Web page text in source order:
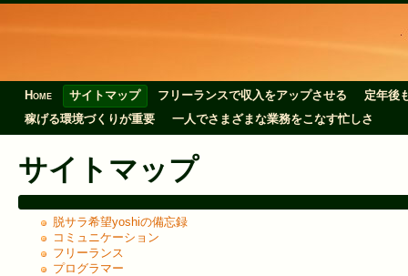
Home サイトマップ フリーランスで収入をアップさせる
定年後
稼げる環境づくりが重要
一人でさまざまな業務をこなす忙しさ
サイトマップ
脱サラ希望yoshiの備忘録
コミュニケーション
フリーランス
プログラマー